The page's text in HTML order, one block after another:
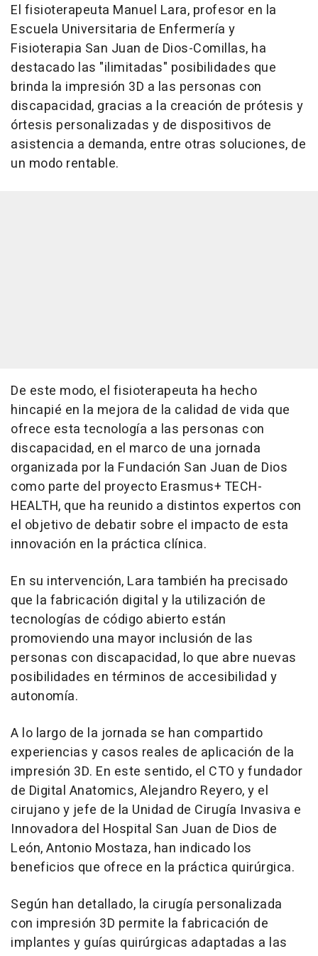
El fisioterapeuta Manuel Lara, profesor en la
Escuela Universitaria de Enfermería y
Fisioterapia San Juan de Dios-Comillas, ha
destacado las "ilimitadas" posibilidades que
brinda la impresión 3D a las personas con
discapacidad, gracias a la creación de prótesis y
órtesis personalizadas y de dispositivos de
asistencia a demanda, entre otras soluciones, de
un modo rentable.
De este modo, el fisioterapeuta ha hecho
hincapié en la mejora de la calidad de vida que
ofrece esta tecnología a las personas con
discapacidad, en el marco de una jornada
organizada por la Fundación San Juan de Dios
como parte del proyecto Erasmus+ TECH-
HEALTH, que ha reunido a distintos expertos con
el objetivo de debatir sobre el impacto de esta
innovación en la práctica clínica.
En su intervención, Lara también ha precisado
que la fabricación digital y la utilización de
tecnologías de código abierto están
promoviendo una mayor inclusión de las
personas con discapacidad, lo que abre nuevas
posibilidades en términos de accesibilidad y
autonomía.
A lo largo de la jornada se han compartido
experiencias y casos reales de aplicación de la
impresión 3D. En este sentido, el CTO y fundador
de Digital Anatomics, Alejandro Reyero, y el
cirujano y jefe de la Unidad de Cirugía Invasiva e
Innovadora del Hospital San Juan de Dios de
León, Antonio Mostaza, han indicado los
beneficios que ofrece en la práctica quirúrgica.
Según han detallado, la cirugía personalizada
con impresión 3D permite la fabricación de
implantes y guías quirúrgicas adaptadas a las